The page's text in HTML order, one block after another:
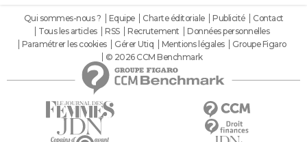
Qui sommes-nous ? Equipe Charte éditoriale Publicité
Contact
Tous les articles
RSS Recrutement
Données personnelles
Paramétrer les cookies
Gérer Utiq Mentions légales
Groupe Figaro
© 2026 CCM Benchmark